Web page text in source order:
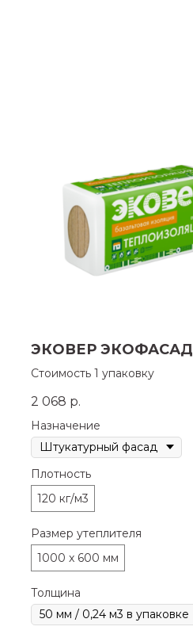
ЭКОВЕР ЭКОФАСАД
Стоимость 1 упаковку
2 068 р.
Назначение
Плотность
120 кг/м3
Размер утеплителя
1000 x 600 мм
Толщина